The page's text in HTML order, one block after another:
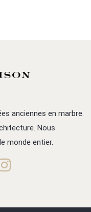
anciennes en marbre.
Nous
monde entier.